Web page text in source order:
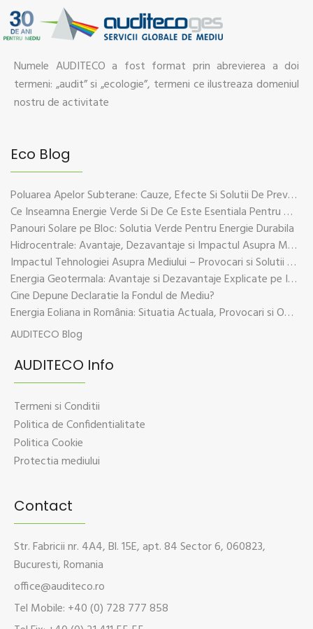
Numele AUDITECO a fost format prin abrevierea a doi
termeni: „audit” si „ecologie”, termeni ce ilustreaza domeniul
nostru de activitate
Eco Blog
Poluarea Apelor Subterane: Cauze, Efecte Si Solutii De Prevenire
Ce Inseamna Energie Verde Si De Ce Este Esentiala Pentru Viitorul Planetei
Panouri Solare pe Bloc: Solutia Verde Pentru Energie Durabila
Hidrocentrale: Avantaje, Dezavantaje si Impactul Asupra Mediului
Impactul Tehnologiei Asupra Mediului – Provocari si Solutii Sustenabile
Energia Geotermala: Avantaje si Dezavantaje Explicate pe Intelesul Tuturor
Cine Depune Declaratie la Fondul de Mediu?
Energia Eoliana in România: Situatia Actuala, Provocari si Oportunitati
AUDITECO Blog
AUDITECO Info
Termeni si Conditii
Politica de Confidentialitate
Politica Cookie
Protectia mediului
Contact
Str. Fabricii nr. 4A4, Bl. 15E, apt. 84 Sector 6, 060823,
Bucuresti, Romania
office@auditeco.ro
Tel Mobile: +40 (0) 728 777 858